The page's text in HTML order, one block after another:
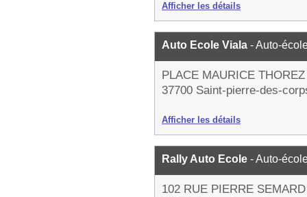
Afficher les détails
Auto Ecole Viala - Auto-
PLACE MAURICE THOREZ
37700 Saint-pierre-des-
Afficher les détails
Rally Auto Ecole - Auto-
102 RUE PIERRE SEMARD